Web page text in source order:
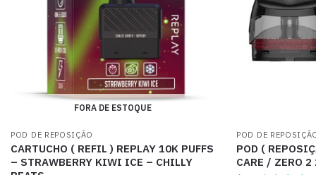
FORA DE ESTOQUE
POD DE REPOSIÇÃO
CARTUCHO ( REFIL ) REPLAY 10K PUFFS
– STRAWBERRY KIWI ICE – CHILLY
POD DE
POD (
CARE / ZERO 2